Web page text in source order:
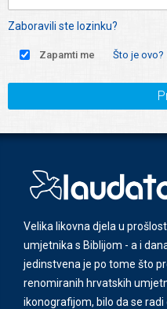
Zaboravili ste lozinku?
Zapamti me Što je ovo?
Velika likovna djela u
umjetnika s Biblijom - a i
jedinstvena je po tome što
renomiranih hrvatskih
ikonografijom, bilo da se